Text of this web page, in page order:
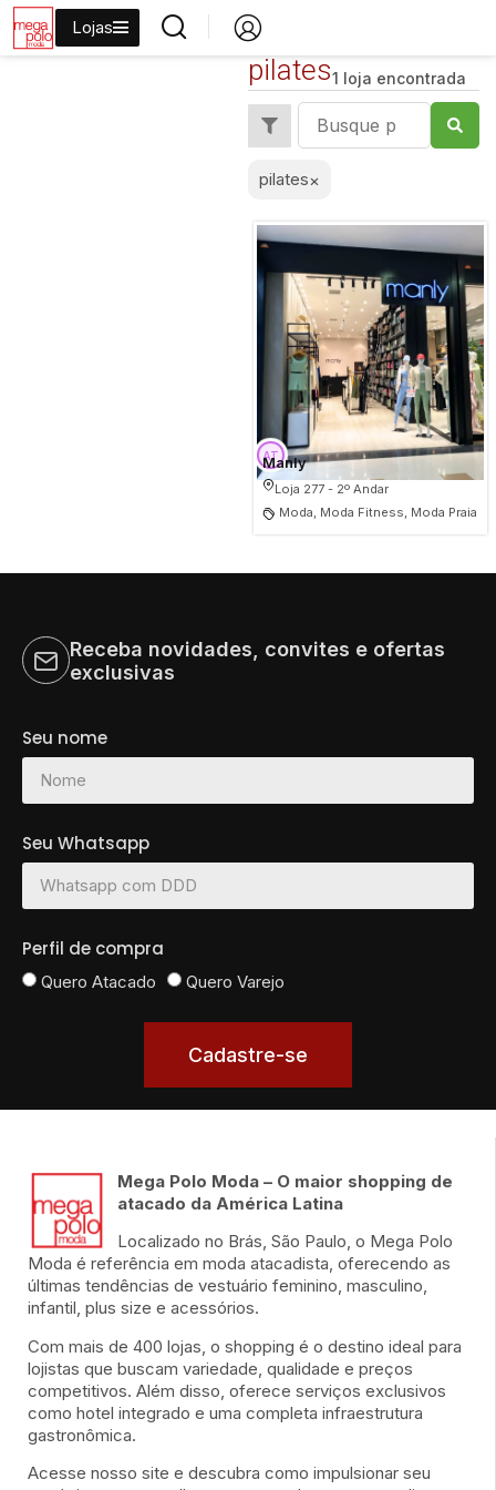
Lojas
pilates1 loja encontrada
pilates×
Manly
Loja 277 - 2º Andar
Moda, Moda Fitness, Moda Praia
Receba novidades, convites e ofertas
exclusivas
Seu nome
Seu Whatsapp
Perfil de compra
Quero Atacado Quero Varejo
Cadastre-se
Mega Polo Moda – O maior shopping de
atacado da América Latina
Localizado no Brás, São Paulo, o Mega Polo
Moda é referência em moda atacadista, oferecendo as
últimas tendências de vestuário feminino, masculino,
infantil, plus size e acessórios.
Com mais de 400 lojas, o shopping é o destino ideal para
lojistas que buscam variedade, qualidade e preços
competitivos. Além disso, oferece serviços exclusivos
como hotel integrado e uma completa infraestrutura
gastronômica.
Acesse nosso site e descubra como impulsionar seu